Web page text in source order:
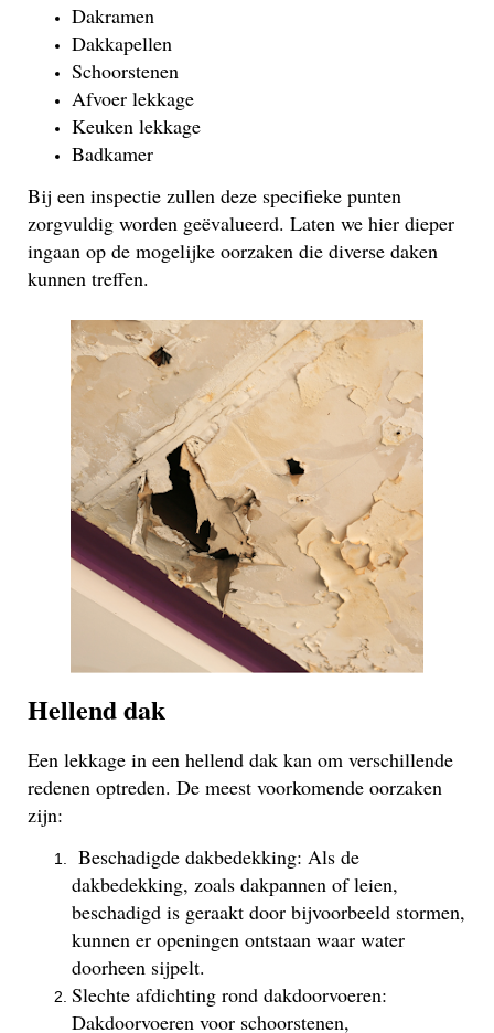
Dakramen
Dakkapellen
Schoorstenen
Afvoer lekkage
Keuken lekkage
Badkamer
Bij een inspectie zullen deze specifieke punten
zorgvuldig worden geëvalueerd. Laten we hier dieper
ingaan op de mogelijke oorzaken die diverse daken
kunnen treffen.
Hellend dak
Een lekkage in een hellend dak kan om verschillende
redenen optreden. De meest voorkomende oorzaken
zijn:
Beschadigde dakbedekking: Als de
dakbedekking, zoals dakpannen of leien,
beschadigd is geraakt door bijvoorbeeld stormen,
kunnen er openingen ontstaan waar water
doorheen sijpelt.
Slechte afdichting rond dakdoorvoeren:
Dakdoorvoeren voor schoorstenen,